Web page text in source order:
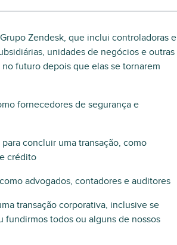
Zendesk, que inclui controladoras e
unidades de negócios e outras
futuro depois que elas se tornarem
fornecedores de segurança e
concluir uma transação, como
crédito
advogados, contadores e auditores
transação corporativa, inclusive se
fundirmos todos ou alguns de nossos